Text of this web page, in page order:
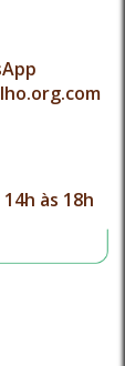
às 18h